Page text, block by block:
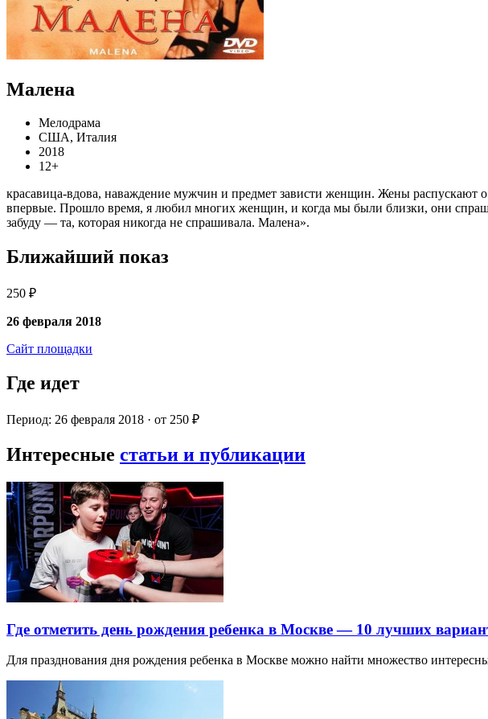
Малена
Мелодрама
США, Италия
2018
12+
красавица-вдова, наваждение мужчин и предмет зависти женщин. Жены распускают
впервые. Прошло время, я любил многих женщин, и когда мы были близки, они
забуду — та, которая никогда не спрашивала. Малена».
Ближайший показ
250 ₽
26 февраля 2018
Сайт площадки
Где идет
Период: 26 февраля 2018 · от 250 ₽
Интересные статьи и публикации
Где отметить день рождения ребенка в Москве — 10 лучших
Для празднования дня рождения ребенка в Москве можно найти множество